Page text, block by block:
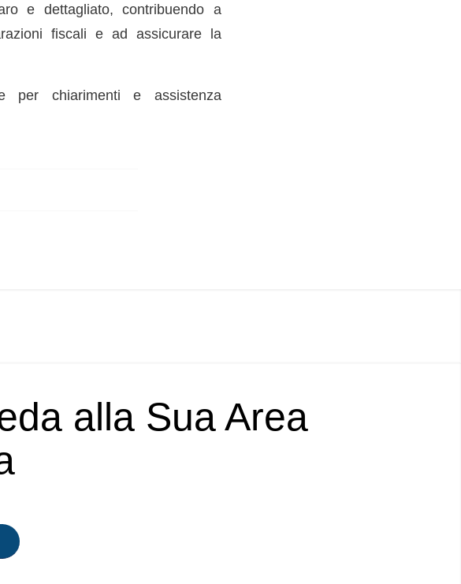
e dettagliato, contribuendo a
fiscali e ad assicurare la
per chiarimenti e assistenza
alla Sua Area